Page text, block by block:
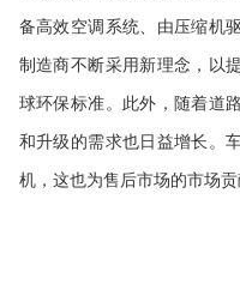
备高效空调系统、由压缩机
制造商不断采用新理念，以
球环保标准。此外，随着道
和升级的需求也日益增长。
机，这也为售后市场的市场贡